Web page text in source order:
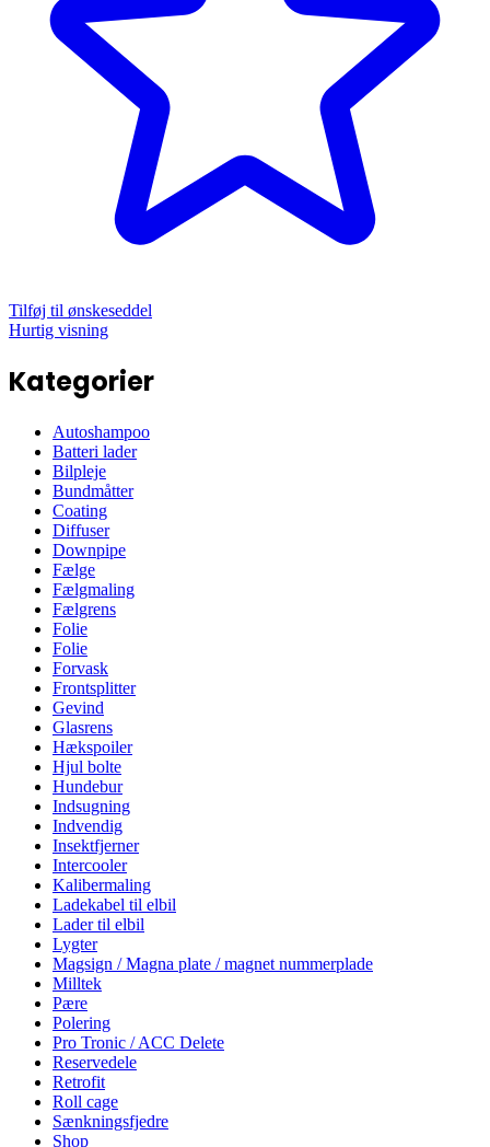
Tilføj til ønskeseddel
Hurtig visning
Kategorier
Autoshampoo
Batteri lader
Bilpleje
Bundmåtter
Coating
Diffuser
Downpipe
Fælge
Fælgmaling
Fælgrens
Folie
Folie
Forvask
Frontsplitter
Gevind
Glasrens
Hækspoiler
Hjul bolte
Hundebur
Indsugning
Indvendig
Insektfjerner
Intercooler
Kalibermaling
Ladekabel til elbil
Lader til elbil
Lygter
Magsign / Magna plate / magnet nummerplade
Milltek
Pære
Polering
Pro Tronic / ACC Delete
Reservedele
Retrofit
Roll cage
Sænkningsfjedre
Shop